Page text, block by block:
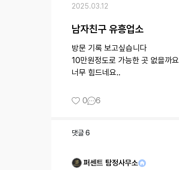
2025.03.12
남자친구 유흥업소
방문 기록 보고싶습니다
10만원정도로 가능한 곳 없을까요
너무 힘드네요..
0 6
댓글6
퍼센트 탐정사무소